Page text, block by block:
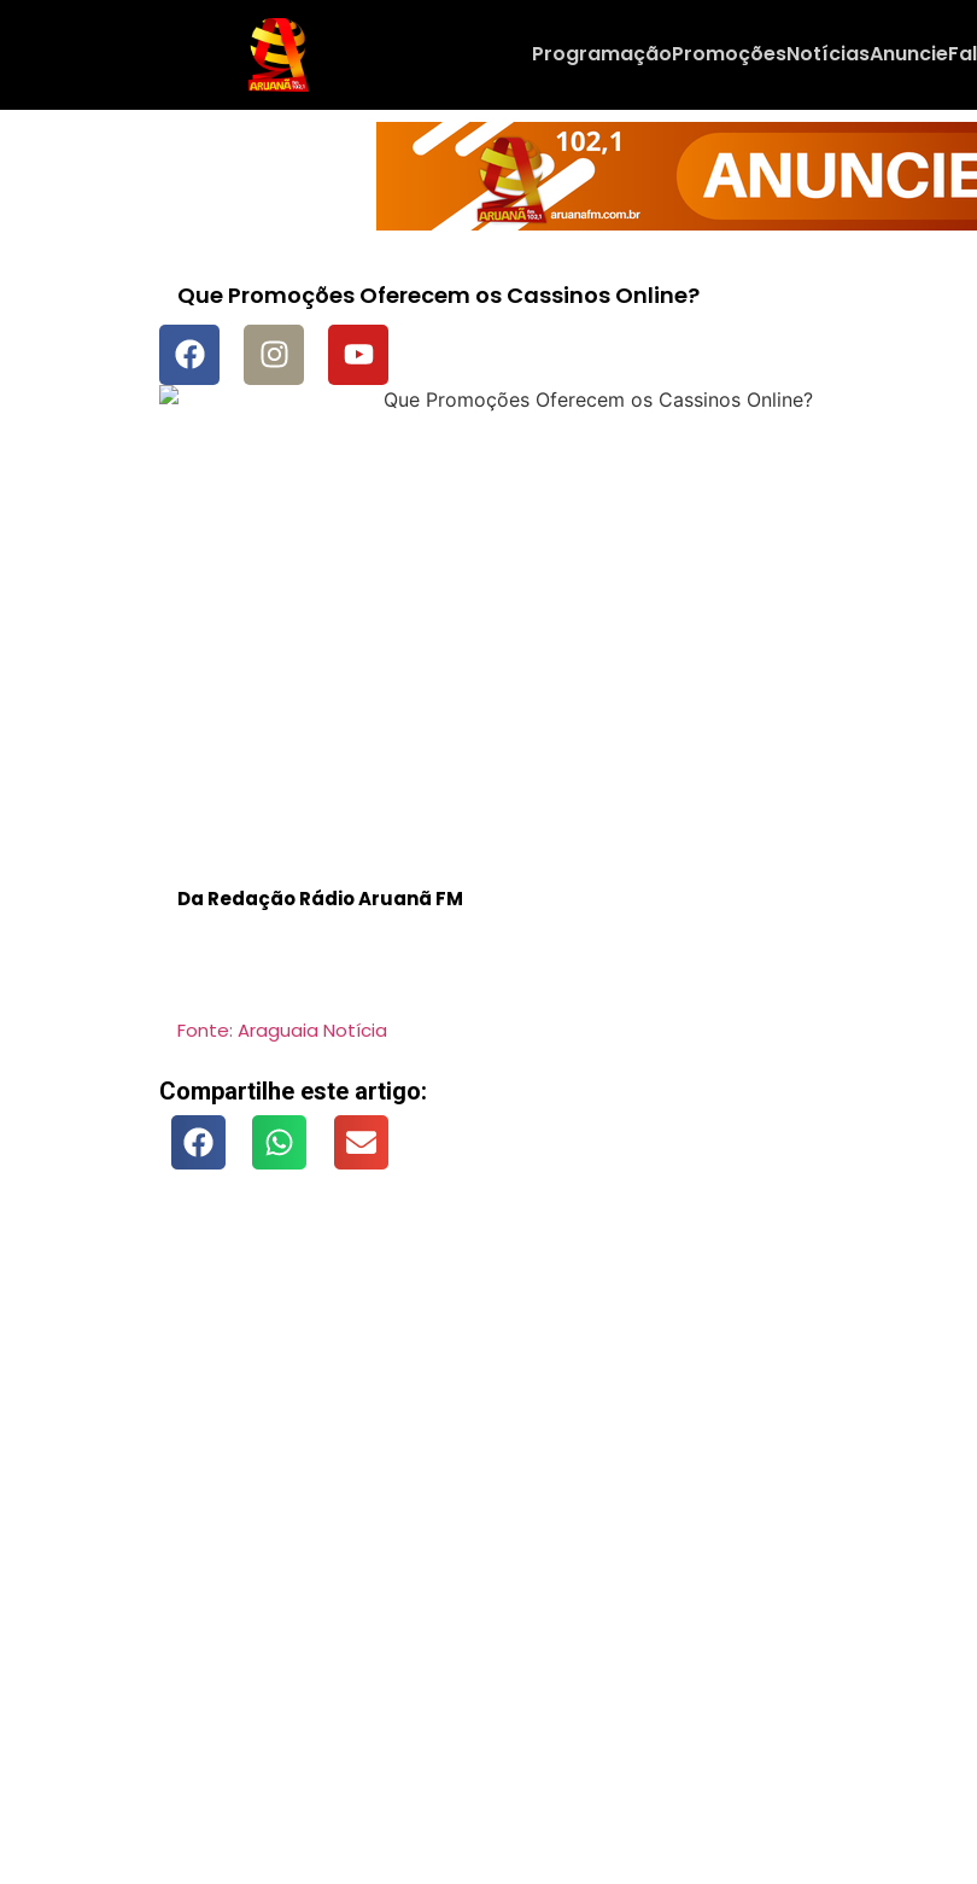
ProgramaçãoPromoçõesNotíciasAnuncie
Que Promoções Oferecem os Cassinos Online?
Da Redação Rádio Aruanã FM
Fonte: Araguaia Notícia
Compartilhe este artigo: